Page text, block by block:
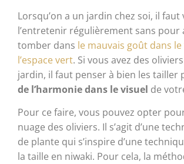
Lorsqu’on a un jardin chez soi, il faut
l’entretenir régulièrement sans pour
tomber dans le mauvais goût dans
l’espace vert. Si vous avez des
jardin, il faut penser à bien les tailler
de l’harmonie dans le visuel de
Pour ce faire, vous pouvez opter
nuage des oliviers. Il s’agit d’une
de plante qui s’inspire d’une
la taille en niwaki. Pour cela, la